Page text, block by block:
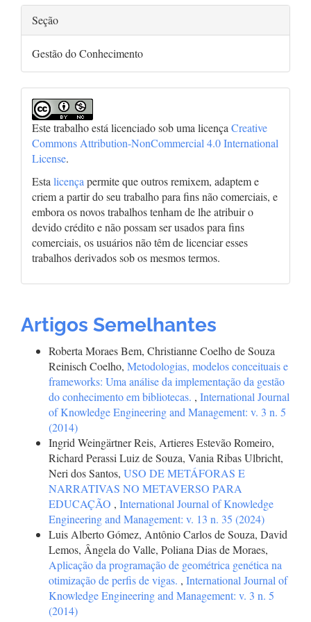
Seção
Gestão do Conhecimento
Este trabalho está licenciado sob uma licença Creative
Commons Attribution-NonCommercial 4.0 International
License.
Esta licença permite que outros remixem, adaptem e
criem a partir do seu trabalho para fins não comerciais, e
embora os novos trabalhos tenham de lhe atribuir o
devido crédito e não possam ser usados para fins
comerciais, os usuários não têm de licenciar esses
trabalhos derivados sob os mesmos termos.
Artigos Semelhantes
Roberta Moraes Bem, Christianne Coelho de Souza
Reinisch Coelho, Metodologias, modelos conceituais e
frameworks: Uma análise da implementação da gestão
do conhecimento em bibliotecas. , International Journal
of Knowledge Engineering and Management: v. 3 n. 5
(2014)
Ingrid Weingärtner Reis, Artieres Estevão Romeiro,
Richard Perassi Luiz de Souza, Vania Ribas Ulbricht,
Neri dos Santos, USO DE METÁFORAS E
NARRATIVAS NO METAVERSO PARA
EDUCAÇÃO , International Journal of Knowledge
Engineering and Management: v. 13 n. 35 (2024)
Luis Alberto Gómez, Antônio Carlos de Souza, David
Lemos, Ângela do Valle, Poliana Dias de Moraes,
Aplicação da programação de geométrica genética na
otimização de perfis de vigas. , International Journal of
Knowledge Engineering and Management: v. 3 n. 5
(2014)